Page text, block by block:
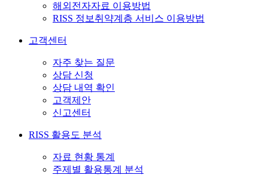
해외전자자료 이용방법
RISS 정보취약계층 서비스 이용방법
고객센터
자주 찾는 질문
상담 신청
상담 내역 확인
고객제안
신고센터
RISS 활용도 분석
자료 현황 통계
주제별 활용통계 분석